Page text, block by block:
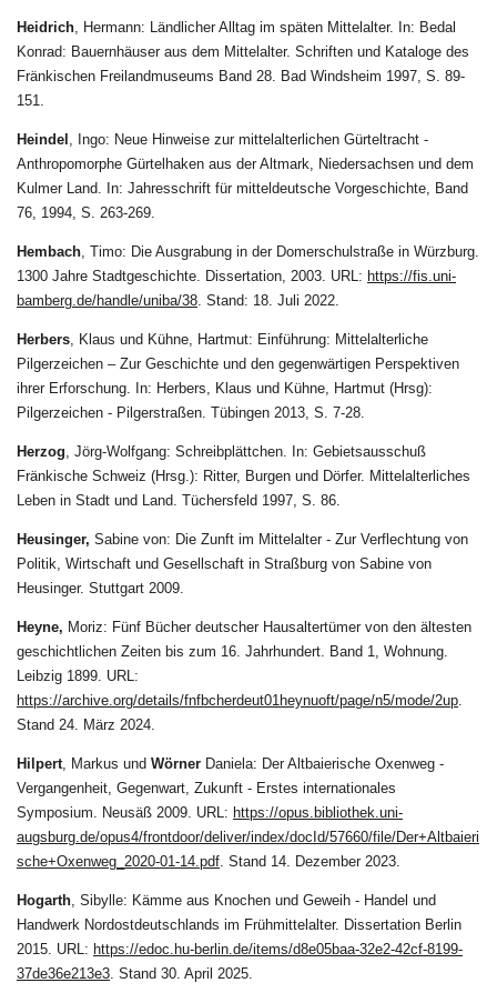
Heidrich, Hermann: Ländlicher Alltag im späten Mittelalter. In: Bedal
Konrad: Bauernhäuser aus dem Mittelalter. Schriften und Kataloge des
Fränkischen Freilandmuseums Band 28. Bad Windsheim 1997, S. 89-
151.
Heindel , Ingo: Neue Hinweise zur mittelalterlichen Gürteltracht -
Anthropomorphe Gürtelhaken aus der Altmark, Niedersachsen und dem
Kulmer Land. In: Jahresschrift für mitteldeutsche Vorgeschichte, Band
76, 1994, S. 263-269.
Hembach, Timo: Die Ausgrabung in der Domerschulstraße in Würzburg.
1300 Jahre Stadtgeschichte. Dissertation, 2003. URL: https://fis.uni-
bamberg.de/handle/uniba/38. Stand: 18. Juli 2022.
Herbers, Klaus und Kühne, Hartmut: Einführung: Mittelalterliche
Pilgerzeichen – Zur Geschichte und den gegenwärtigen Perspektiven
ihrer Erforschung. In: Herbers, Klaus und Kühne, Hartmut (Hrsg):
Pilgerzeichen - Pilgerstraßen. Tübingen 2013, S. 7-28.
Herzog, Jörg-Wolfgang: Schreibplättchen. In: Gebietsausschuß
Fränkische Schweiz (Hrsg.): Ritter, Burgen und Dörfer. Mittelalterliches
Leben in Stadt und Land. Tüchersfeld 1997, S. 86.
Heusinger, Sabine von: Die Zunft im Mittelalter - Zur Verflechtung von
Politik, Wirtschaft und Gesellschaft in Straßburg von Sabine von
Heusinger. Stuttgart 2009.
Heyne, Moriz: Fünf Bücher deutscher Hausaltertümer von den ältesten
geschichtlichen Zeiten bis zum 16. Jahrhundert. Band 1, Wohnung.
Leibzig 1899. URL:
https://archive.org/details/fnfbcherdeut01heynuoft/page/n5/mode/2up.
Stand 24. März 2024.
Hilpert, Markus und Wörner Daniela: Der Altbaierische Oxenweg -
Vergangenheit, Gegenwart, Zukunft - Erstes internationales
Symposium. Neusäß 2009. URL: https://opus.bibliothek.uni-
augsburg.de/opus4/frontdoor/deliver/index/docId/57660/file/Der+Altbaieri
sche+Oxenweg_2020-01-14.pdf. Stand 14. Dezember 2023.
Hogarth, Sibylle: Kämme aus Knochen und Geweih - Handel und
Handwerk Nordostdeutschlands im Frühmittelalter. Dissertation Berlin
2015. URL: https://edoc.hu-berlin.de/items/d8e05baa-32e2-42cf-8199-
37de36e213e3. Stand 30. April 2025.